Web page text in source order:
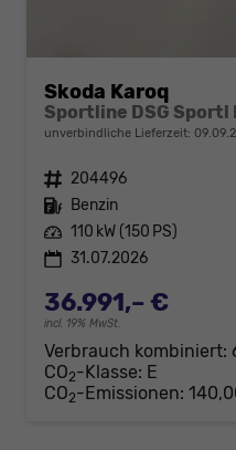
Skoda Karoq
unverbindliche Lieferzeit:
Fahrzeugnr. 204496
Kraftstoff Benzin
Leistung 110 kW (150 PS)
31.07.2026
36.991,– €
incl. 19% MwSt.
Verbrauch kombiniert:
CO2-Klasse: E
CO2-Emissionen: